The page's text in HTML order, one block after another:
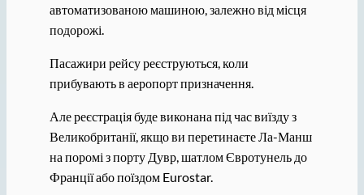
автоматизованою машиною, залежно від місця
подорожі.
Пасажири рейсу реєструються, коли
прибувають в аеропорт призначення.
Але реєстрація буде виконана під час виїзду з
Великобританії, якщо ви перетинаєте Ла-Манш
на поромі з порту Дувр, шатлом Євротунель до
Франції або поїздом Eurostar.